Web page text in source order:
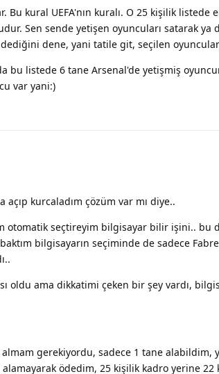
kural UEFA'nın kuralı. O 25 kişilik listede
Sen sende yetişen oyuncuları satarak ya
dediğini dene, yani tatile git, seçilen
bu listede 6 tane Arsenal'de yetişmiş
var yani:)
kurcaladım çözüm var mı diye..
otomatik seçtireyim bilgisayar bilir işini.. bu
bilgisayarın seçiminde de sadece
oldu ama dikkatimi çeken bir şey vardı,
gerekiyordu, sadece 1 tane alabildim,
alamayarak ödedim, 25 kişilik kadro yerine 22